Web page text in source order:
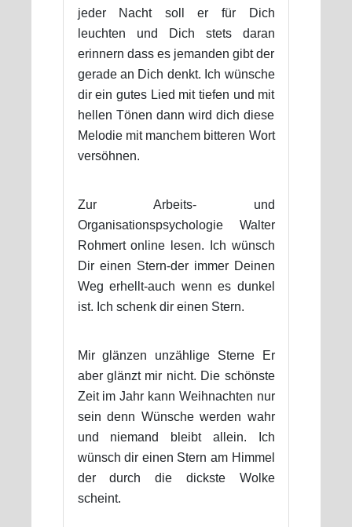
jeder Nacht soll er für Dich
leuchten und Dich stets daran
erinnern dass es jemanden gibt der
gerade an Dich denkt. Ich wünsche
dir ein gutes Lied mit tiefen und mit
hellen Tönen dann wird dich diese
Melodie mit manchem bitteren Wort
versöhnen.
Zur Arbeits- und
Organisationspsychologie Walter
Rohmert online lesen. Ich wünsch
Dir einen Stern-der immer Deinen
Weg erhellt-auch wenn es dunkel
ist. Ich schenk dir einen Stern.
Mir glänzen unzählige Sterne Er
aber glänzt mir nicht. Die schönste
Zeit im Jahr kann Weihnachten nur
sein denn Wünsche werden wahr
und niemand bleibt allein. Ich
wünsch dir einen Stern am Himmel
der durch die dickste Wolke
scheint.